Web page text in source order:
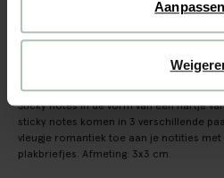
Aanpassen
Sticky notes in de vorm van een hartje
sticky notes komen in 3 verschillende
vleugje romantiek toe aan je notities met
plakbriefjes. Afmeting: 3x3 cm.